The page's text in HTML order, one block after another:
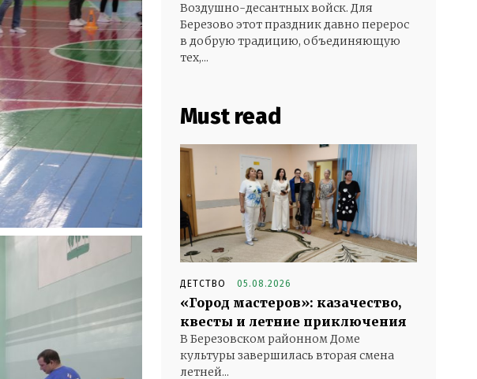
Воздушно-десантных войск. Для
Березово этот праздник давно перерос
в добрую традицию, объединяющую
тех,...
Must read
ДЕТСТВО 05.08.2026
«Город мастеров»: казачество,
квесты и летние приключения
В Березовском районном Доме
культуры завершилась вторая смена
летней...